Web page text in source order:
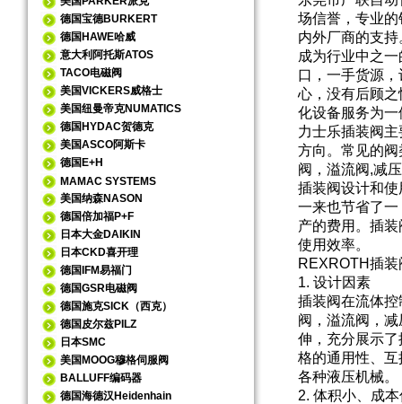
德国宝德BURKERT
德国HAWE哈威
意大利阿托斯ATOS
TACO电磁阀
美国VICKERS威格士
美国纽曼帝克NUMATICS
德国HYDAC贺德克
美国ASCO阿斯卡
德国E+H
MAMAC SYSTEMS
美国纳森NASON
德国倍加福P+F
日本大金DAIKIN
日本CKD喜开理
德国IFM易福门
德国GSR电磁阀
德国施克SICK（西克）
德国皮尔兹PILZ
日本SMC
美国MOOG穆格伺服阀
BALLUFF编码器
德国海德汉Heidenhain
场信誉，专业
内外厂商的支
成为行业中之
口，一手货源
心，没有后顾
化设备服务为
力士乐插装阀
方向。常见的
阀，溢流阀,减
插装阀设计和
一来也节省了一
产的费用。插
使用效率。
REXROTH插
1. 设计因素
插装阀在流体
阀，溢流阀，
伸，充分展示
格的通用性、
各种液压机械。
2. 体积小、成